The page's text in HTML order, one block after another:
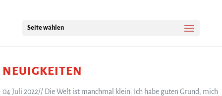
Seite wählen
NEUIGKEITEN
04 Juli 2022// Die Welt ist manchmal klein: Ich habe guten Grund, mich